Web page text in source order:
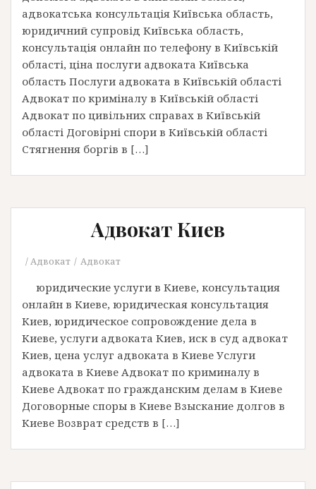
адвокатська консультація Київська область,
юридичний супровід Київська область,
консультація онлайн по телефону в Київській
області, ціна послуги адвоката Київська
область Послуги адвоката в Київській області
Адвокат по криміналу в Київській області
Адвокат по цивільних справах в Київській
області Договірні спори в Київській області
Стягнення боргів в […]
Адвокат Киев
Адвокат Адвокат
юридические услуги в Киеве, консультация
онлайн в Киеве, юридическая консультация
Киев, юридическое сопровождение дела в
Киеве, услуги адвоката Киев, иск в суд адвокат
Киев, цена услуг адвоката в Киеве Услуги
адвоката в Киеве Адвокат по криминалу в
Киеве Адвокат по гражданским делам в Киеве
Договорные споры в Киеве Взыскание долгов в
Киеве Возврат средств в […]